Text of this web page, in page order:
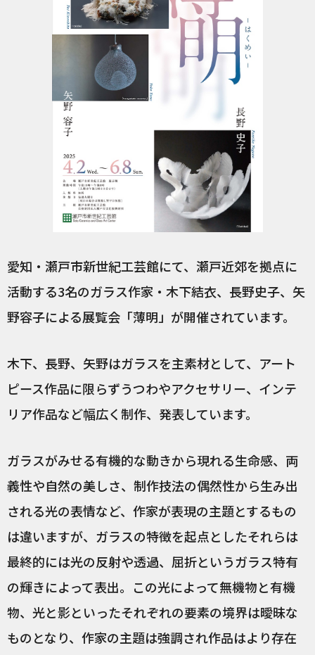
愛知・瀬戸市新世紀工芸館にて、瀬戸近郊を拠点に
活動する3名のガラス作家・木下結衣、長野史子、矢
野容子による展覧会「薄明」が開催されています。
木下、長野、矢野はガラスを主素材として、アート
ピース作品に限らずうつわやアクセサリー、インテ
リア作品など幅広く制作、発表しています。
ガラスがみせる有機的な動きから現れる生命感、両
義性や自然の美しさ、制作技法の偶然性から生み出
される光の表情など、作家が表現の主題とするもの
は違いますが、ガラスの特徴を起点としたそれらは
最終的には光の反射や透過、屈折というガラス特有
の輝きによって表出。この光によって無機物と有機
物、光と影といったそれぞれの要素の境界は曖昧な
ものとなり、作家の主題は強調され作品はより存在